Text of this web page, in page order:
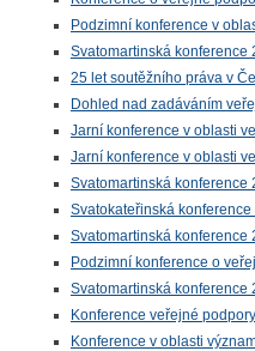
Podzimní konference v
Svatomartinská konference
25 let soutěžního práva v
Dohled nad zadáváním
Jarní konference v oblasti
Jarní konference v oblasti
Svatomartinská konference
Svatokateřinská
Svatomartinská konference
Podzimní konference o
Svatomartinská konference
Konference veřejné
Konference v oblasti